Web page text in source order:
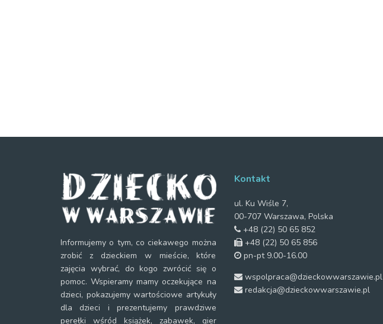
Informujemy o tym, co ciekawego można
zrobić z dzieckiem w mieście, które
zajęcia wybrać, do kogo zwrócić się o
pomoc. Wspieramy mamy oczekujące na
dzieci, pokazujemy wartościowe artykuły
dla dzieci i prezentujemy prawdziwe
perełki wśród książek, zabawek, gier
Kontakt
ul. Ku Wiśle 7,
00-707 Warszawa, Polska
+48 (22) 50 65 852
+48 (22) 50 65 856
pn-pt 9.00-16.00
wspolpraca@dzieckowwarszawie.pl
redakcja@dzieckowwarszawie.pl